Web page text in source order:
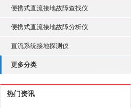
便携式直流接地故障查找仪
便携式直流接地故障分析仪
直流系统接地探测仪
更多分类
热门资讯